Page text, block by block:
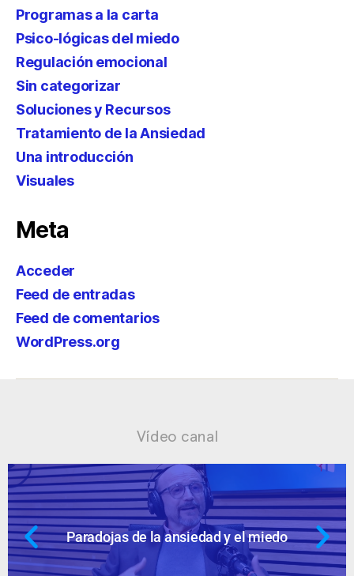
Programas a la carta
Psico-lógicas del miedo
Regulación emocional
Sin categorizar
Soluciones y Recursos
Tratamiento de la Ansiedad
Una introducción
Visuales
Meta
Acceder
Feed de entradas
Feed de comentarios
WordPress.org
Vídeo canal
de la ansiedad y el miedo